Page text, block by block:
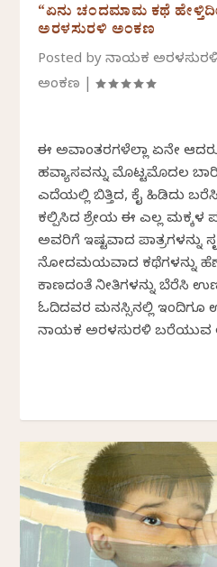
“ಏನು ಚಂದಮಾಮ ಕಥೆ
ಅರಳಸುರಳಿ ಅಂಕಣ
Posted byವಿನಾಯಕ
ಅಂಕಣ |
ಈ ಅವಾಂತರಗಳೆಲ್ಲಾ ಏನೇ
ಹವ್ಯಾಸವನ್ನು ಮೊಟ್ಟಮೊದಲ
ಎದೆಯಲ್ಲಿ ಬಿತ್ತಿದ, ಕೈ ಹಿಡಿದು
ಕಲ್ಪಿಸಿದ ಶ್ರೇಯ ಈ ಎಲ್ಲ ಮಕ್ಕಳ
ಅವರಿಗೆ ಇಷ್ಟವಾದ ಪಾತ್ರಗಳನ್ನು
ವಿನೋದಮಯವಾದ ಕಥೆಗಳನ್ನು
ಕಾಣದಂತೆ ನೀತಿಗಳನ್ನು ಬೆರೆಸಿ
ಓದಿದವರ ಮನಸ್ಸಿನಲ್ಲಿ ಇಂದಿಗೂ
ವಿನಾಯಕ ಅರಳಸುರಳಿ ಬರೆಯುವ